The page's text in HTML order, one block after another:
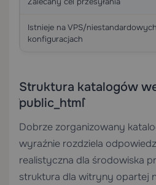
Istnieje na VPS/niestandardowych
konfiguracjach
Struktura katalogów
`public_html`
Dobrze zorganizowany
wyraźnie rozdziela
realistyczna dla środowiska
struktura dla witryny opartej